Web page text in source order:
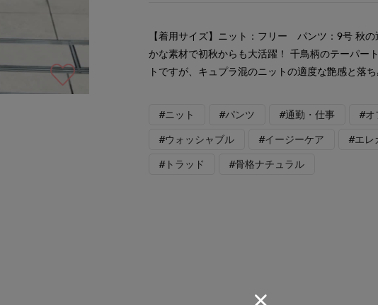
【着用サイズ】ニット：フリー パンツ：9号 秋
かな素材で初秋からも大活躍！ 千鳥柄のテーパー
トですが、キュプラ混のニットの適度な艶感と落
#ニット #パンツ #通勤・仕事 #オ
#ウォッシャブル #イージーケア #エレ
#トラッド #骨格ナチュラル